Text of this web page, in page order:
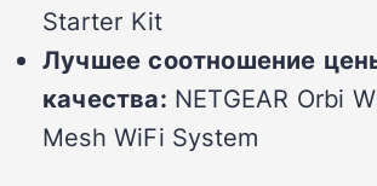
Starter Kit
Лучшее соотношение
качества: NETGEAR Orbi
Mesh WiFi System